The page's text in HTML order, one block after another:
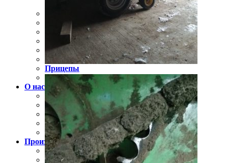
Комбайны
Упаковщики рулонов
Мотоблок
Бункер-перегрузчик зерна
Подборщик транспортировщик рулонов
Прицепы
Гидрооборудование для спецтехники
О нас
Доставка и оплата
Сертификаты
Видео (отзывы и обзоры)
Новости
Полезная информация
Производители
Claas
Jonh Deere